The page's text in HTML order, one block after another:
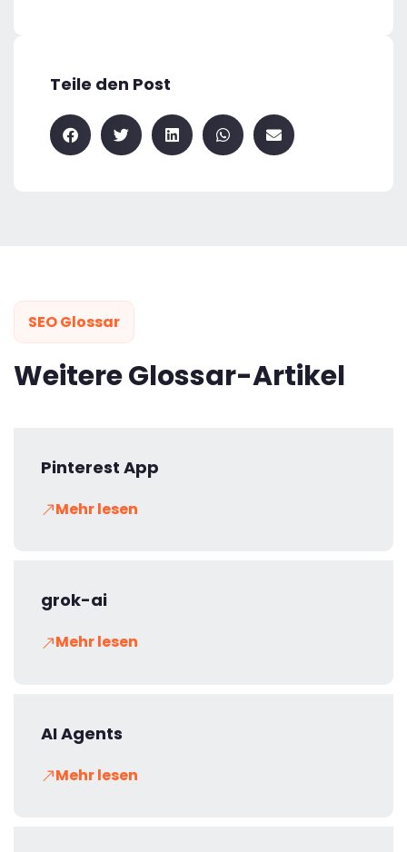
Teile den Post
SEO Glossar
Weitere Glossar-Artikel
Pinterest App
Mehr lesen
grok-ai
Mehr lesen
AI Agents
Mehr lesen